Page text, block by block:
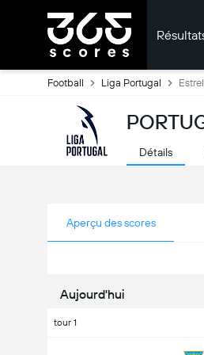
Football Liga Portugal
Détails
Aperçu des scores
Aujourd'hui
tour 1